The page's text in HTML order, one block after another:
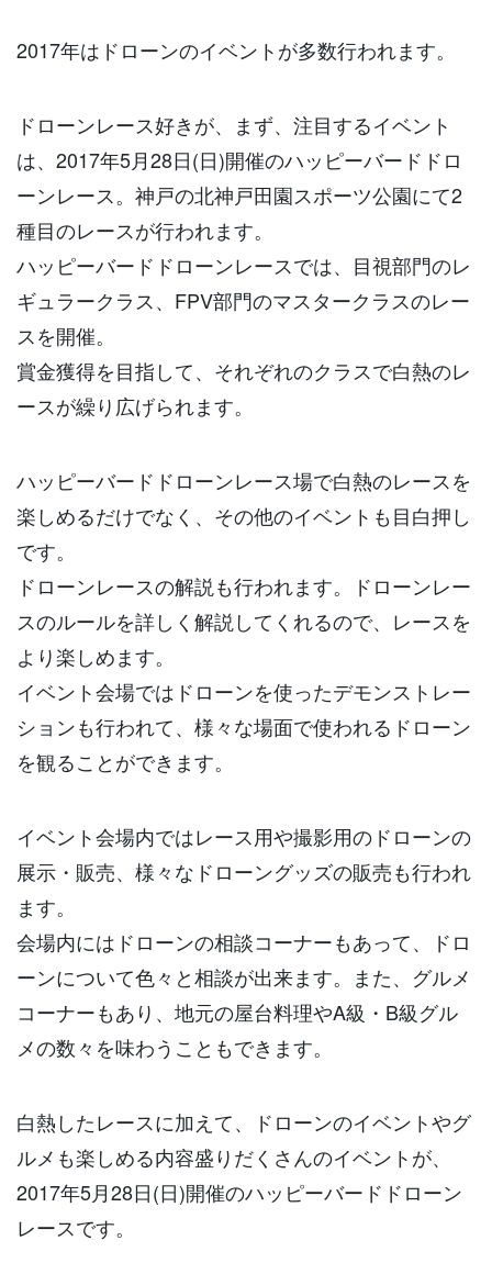
2017年はドローンのイベントが多数行われます。
ドローンレース好きが、まず、注目するイベント
は、2017年5月28日(日)開催のハッピーバードドロ
ーンレース。神戸の北神戸田園スポーツ公園にて2
種目のレースが行われます。
ハッピーバードドローンレースでは、目視部門のレ
ギュラークラス、FPV部門のマスタークラスのレー
スを開催。
賞金獲得を目指して、それぞれのクラスで白熱のレ
ースが繰り広げられます。
ハッピーバードドローンレース場で白熱のレースを
楽しめるだけでなく、その他のイベントも目白押し
です。
ドローンレースの解説も行われます。ドローンレー
スのルールを詳しく解説してくれるので、レースを
より楽しめます。
イベント会場ではドローンを使ったデモンストレー
ションも行われて、様々な場面で使われるドローン
を観ることができます。
イベント会場内ではレース用や撮影用のドローンの
展示・販売、様々なドローングッズの販売も行われ
ます。
会場内にはドローンの相談コーナーもあって、ドロ
ーンについて色々と相談が出来ます。また、グルメ
コーナーもあり、地元の屋台料理やA級・B級グル
メの数々を味わうこともできます。
白熱したレースに加えて、ドローンのイベントやグ
ルメも楽しめる内容盛りだくさんのイベントが、
2017年5月28日(日)開催のハッピーバードドローン
レースです。